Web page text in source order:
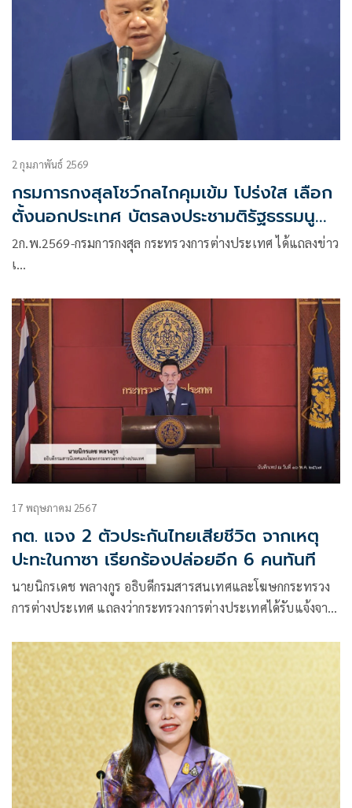
2 กุมภาพันธ์ 2569
กรมการกงสุลโชว์กลไกคุมเข้ม โปร่งใส เลือก
ตั้งนอกประเทศ บัตรลงประชามติรัฐธรรมนูญ
นับนอกราชอาณาจักร
2ก.พ.2569-กรมการกงสุล กระทรวงการต่างประเทศ ได้แถลงข่าว
เ…
17 พฤษภาคม 2567
กต. แจง 2 ตัวประกันไทยเสียชีวิต จากเหตุ
ปะทะในกาซา เรียกร้องปล่อยอีก 6 คนทันที
นายนิกรเดช พลางกูร อธิบดีกรมสารสนเทศและโฆษกกระทรวง
การต่างประเทศ แถลงว่ากระทรวงการต่างประเทศได้รับแจ้งจาก